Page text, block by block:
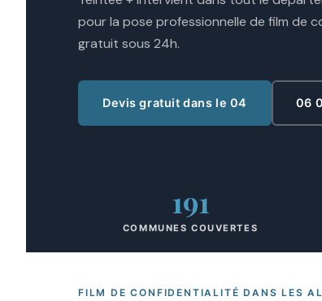
pour la pose professionnelle de film de
gratuit sous 24h.
Devis gratuit dans le 04 06
191
COMMUNES COUVERTES
FILM DE CONFIDENTIALITÉ DANS LES